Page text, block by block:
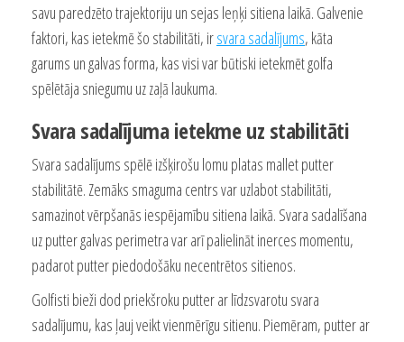
savu paredzēto trajektoriju un sejas leņķi sitiena laikā. Galvenie
faktori, kas ietekmē šo stabilitāti, irsvara sadalījums, kāta
garums un galvas forma, kas visi var būtiski ietekmēt golfa
spēlētāja sniegumu uz zaļā laukuma.
Svara sadalījuma ietekme uz stabilitāti
Svara sadalījums spēlē izšķirošu lomu platas mallet putter
stabilitātē. Zemāks smaguma centrs var uzlabot stabilitāti,
samazinot vērpšanās iespējamību sitiena laikā. Svara sadalīšana
uz putter galvas perimetra var arī palielināt inerces momentu,
padarot putter piedodošāku necentrētos sitienos.
Golfisti bieži dod priekšroku putter ar līdzsvarotu svara
sadalījumu, kas ļauj veikt vienmērīgu sitienu. Piemēram, putter ar